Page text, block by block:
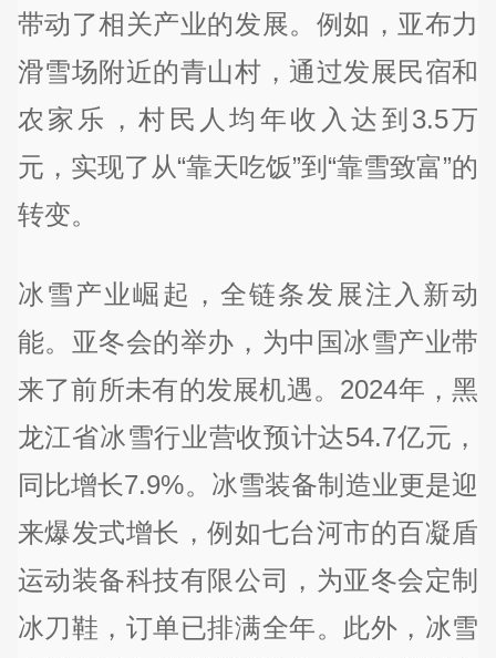
带动了相关产业的发展。例如，亚布力
滑雪场附近的青山村，通过发展民宿和
农家乐，村民人均年收入达到3.5万
元，实现了从“靠天吃饭”到“靠雪致富”的
转变。
冰雪产业崛起，全链条发展注入新动
能。亚冬会的举办，为中国冰雪产业带
来了前所未有的发展机遇。2024年，黑
龙江省冰雪行业营收预计达54.7亿元，
同比增长7.9%。冰雪装备制造业更是迎
来爆发式增长，例如七台河市的百凝盾
运动装备科技有限公司，为亚冬会定制
冰刀鞋，订单已排满全年。此外，冰雪